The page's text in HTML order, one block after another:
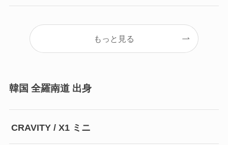
もっと見る
韓国 全羅南道 出身
CRAVITY / X1 ミニ